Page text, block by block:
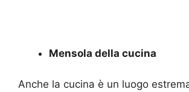
Mensola della cucina
Anche la cucina è un luogo